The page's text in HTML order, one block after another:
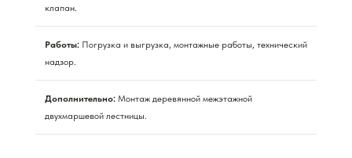
клапан.
Работы: Погрузка и выгрузка, монтажные работы, технический
надзор.
Дополнительно: Монтаж деревянной межэтажной
двухмаршевой лестницы.